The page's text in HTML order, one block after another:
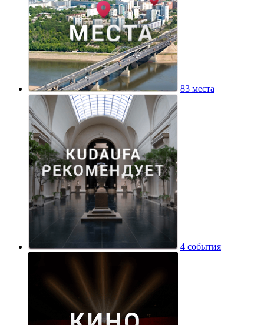
83 места
4 события